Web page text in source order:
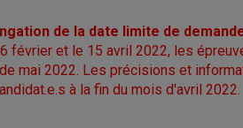
de la date limite de
février et le 15 avril 2022, les
mai 2022. Les précisions et
à la fin du mois d'avril 2022.